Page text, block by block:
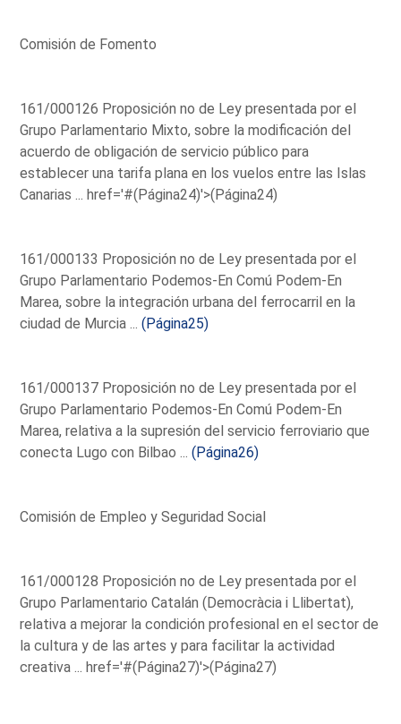
Comisión de Fomento
161/000126 Proposición no de Ley presentada por el
Grupo Parlamentario Mixto, sobre la modificación del
acuerdo de obligación de servicio público para
establecer una tarifa plana en los vuelos entre las Islas
Canarias ...href='#(Página24)'>(Página24)
161/000133 Proposición no de Ley presentada por el
Grupo Parlamentario Podemos-En Comú Podem-En
Marea, sobre la integración urbana del ferrocarril en la
ciudad de Murcia ...(Página25)
161/000137 Proposición no de Ley presentada por el
Grupo Parlamentario Podemos-En Comú Podem-En
Marea, relativa a la supresión del servicio ferroviario que
conecta Lugo con Bilbao ...(Página26)
Comisión de Empleo y Seguridad Social
161/000128 Proposición no de Ley presentada por el
Grupo Parlamentario Catalán (Democràcia i Llibertat),
relativa a mejorar la condición profesional en el sector de
la cultura y de las artes y para facilitar la actividad
creativa ...href='#(Página27)'>(Página27)